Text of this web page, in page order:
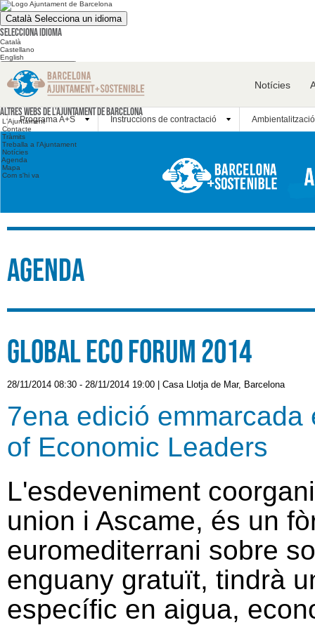
Català Selecciona un idioma
Selecciona idioma
Català
Castellano
English
Cerca en el web
Cerca en el web
Altres webs
Altres webs de l'Ajuntament de Barcelona
L'Ajuntament
Contacte
Tràmits
Treballa a l'Ajuntament
Notícies
Agenda
Mapa
Com s'hi va
Notícies
Programa A+S Instruccions de contractació
Agenda
Global Eco Forum 2014
28/11/2014 08:30 - 28/11/2014 19:00 Casa Llotja de Mar, Barcelona
7ena edició
of Economic Leaders
L'esdeveniment
union i Ascame, és un
euromediterrani sobre
enguany gratuït, tindrà
específic en aigua,